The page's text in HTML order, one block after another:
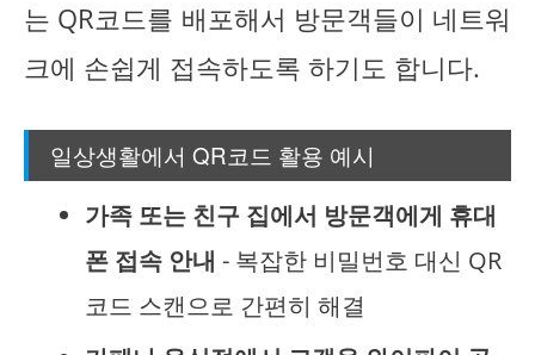
는 QR코드를 배포해서 방문객들이 네트워
크에 손쉽게 접속하도록 하기도 합니다.
일상생활에서 QR코드 활용 예시
가족 또는 친구 집에서 방문객에게 휴대
폰 접속 안내 - 복잡한 비밀번호 대신 QR
코드 스캔으로 간편히 해결